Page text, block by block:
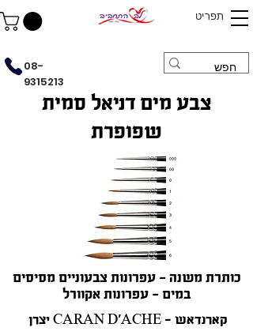
תפריט
08-
9315213
צבע מים דניאל סמית
שפופרת
כותרת משנה - עפרונות צבעוניים מסיסים
במים - עפרונות אקוורל
יצרן CARAN D'ACHE - קארנדאש